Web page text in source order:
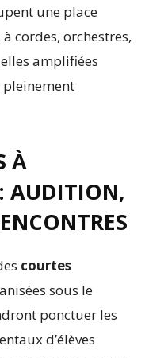
une place
cordes, orchestres,
amplifiées
pleinement
À
AUDITION,
courtes
sous le
ponctuer les
d’élèves